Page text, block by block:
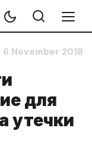
6 November 2018
для
утечки